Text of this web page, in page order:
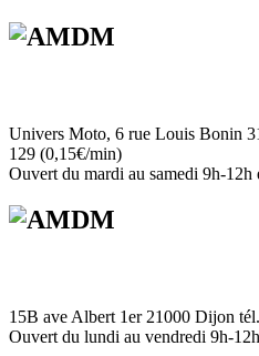
Univers Moto, 6 rue Louis Bonin
129 (0,15€/min)
Ouvert du mardi au samedi 9h-12h
15B ave Albert 1er 21000 Dijon
Ouvert du lundi au vendredi 9h-